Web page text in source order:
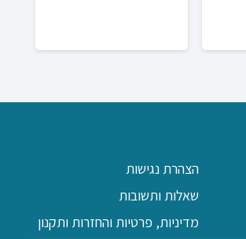
הצהרת נגישות
שאלות ותשובות
מדיניות, פרטיות והחזרות ותקנון